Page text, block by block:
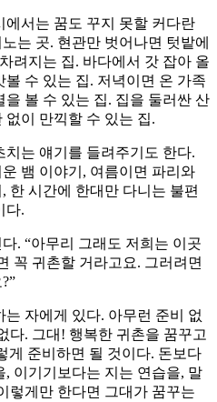
서는 꿈도 꾸지 못할 커다란
는 곳. 현관만 벗어나면 텃밭에
려지는 집. 바다에서 갓 잡아 올
수 있는 집. 저녁이면 온 가족
볼 수 있는 집. 집을 둘러싼 산
이 만끽할 수 있는 집.
는 얘기를 들려주기도 한다.
뱀 이야기, 여름이면 파리와
한 시간에 한대만 다니는 불편
다.
. “아무리 그래도 저희는 이곳
꼭 귀촌할 거라고요. 그러려면
자에게 있다. 아무런 준비 없
다. 그대! 행복한 귀촌을 꿈꾸고
게 준비하면 될 것이다. 돈보다
이기기보다는 지는 연습을, 말
렇게만 한다면 그대가 꿈꾸는